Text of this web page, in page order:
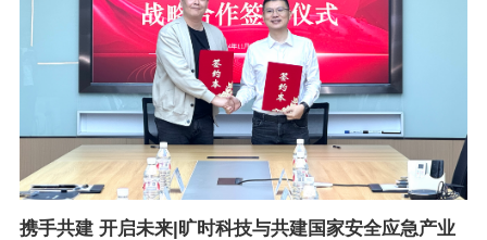
携手共建 开启未来|旷时科技与共建国家安全应急产业